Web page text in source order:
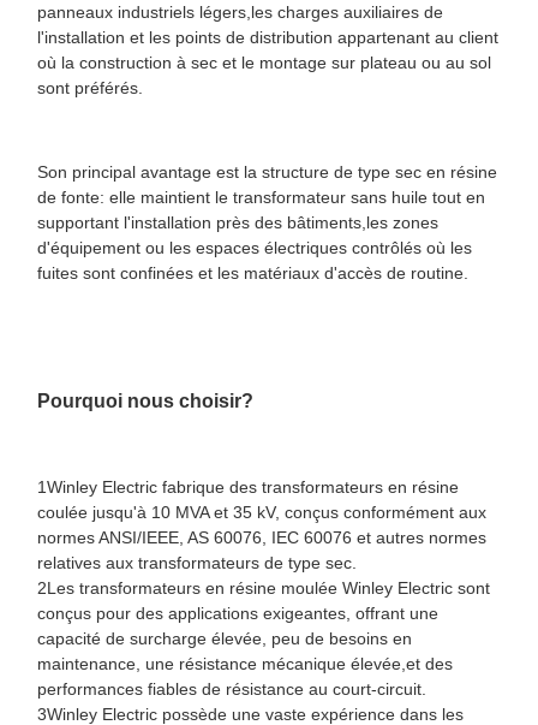
panneaux industriels légers,les charges auxiliaires de
l'installation et les points de distribution appartenant au client
où la construction à sec et le montage sur plateau ou au sol
sont préférés.
Son principal avantage est la structure de type sec en résine
de fonte: elle maintient le transformateur sans huile tout en
supportant l'installation près des bâtiments,les zones
d'équipement ou les espaces électriques contrôlés où les
fuites sont confinées et les matériaux d'accès de routine.
Pourquoi nous choisir?
1Winley Electric fabrique des transformateurs en résine
coulée jusqu'à 10 MVA et 35 kV, conçus conformément aux
normes ANSI/IEEE, AS 60076, IEC 60076 et autres normes
relatives aux transformateurs de type sec.
2Les transformateurs en résine moulée Winley Electric sont
conçus pour des applications exigeantes, offrant une
capacité de surcharge élevée, peu de besoins en
maintenance, une résistance mécanique élevée,et des
performances fiables de résistance au court-circuit.
3Winley Electric possède une vaste expérience dans les